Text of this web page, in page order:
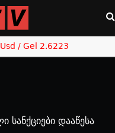
Usd / Gel 2.6223
სანქციები დააწესა